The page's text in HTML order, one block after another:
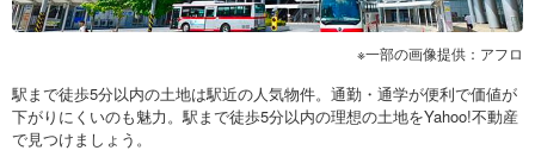
一部の画像提供：アフロ
駅まで徒歩5分以内の土地は駅近の人気物件。通勤・通学が便利で価値が
下がりにくいのも魅力。駅まで徒歩5分以内の理想の土地をYahoo!不動産
で見つけましょう。